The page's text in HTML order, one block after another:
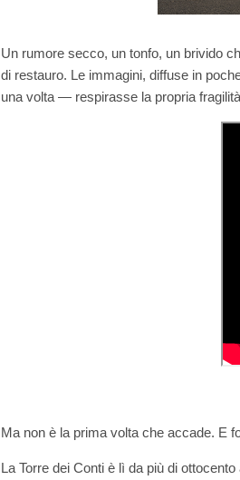
Un rumore secco, un tonfo, un brivido
di restauro. Le immagini, diffuse in
una volta — respirasse la propria
Ma non è la prima volta che accade. E
La Torre dei Conti è lì da più di